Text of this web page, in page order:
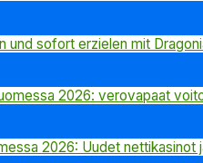
und sofort erzielen mit
2026: verovapaat
2026: Uudet nettikasinot